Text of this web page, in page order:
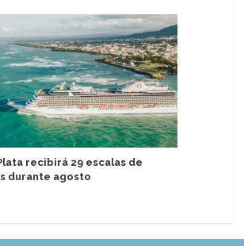
recibirá 29 escalas de
durante agosto